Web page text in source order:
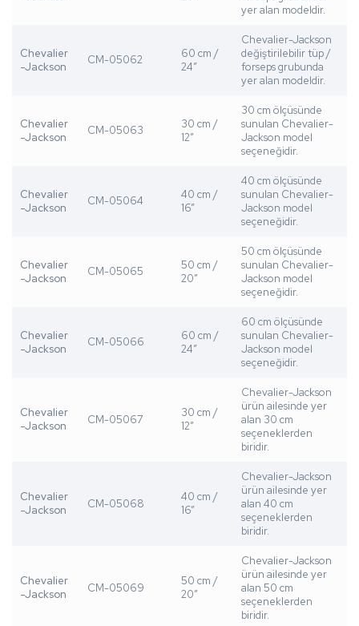
yer alan modeldir.
Chevalier
-Jackson
CM-05062
60 cm /
24”
Chevalier-Jackson
değiştirilebilir tüp /
forseps grubunda
yer alan modeldir.
Chevalier
-Jackson
CM-05063
30 cm /
12”
30 cm ölçüsünde
sunulan Chevalier-
Jackson model
seçeneğidir.
Chevalier
-Jackson
CM-05064
40 cm /
16”
40 cm ölçüsünde
sunulan Chevalier-
Jackson model
seçeneğidir.
Chevalier
-Jackson
CM-05065
50 cm /
20”
50 cm ölçüsünde
sunulan Chevalier-
Jackson model
seçeneğidir.
Chevalier
-Jackson
CM-05066
60 cm /
24”
60 cm ölçüsünde
sunulan Chevalier-
Jackson model
seçeneğidir.
Chevalier
-Jackson
CM-05067
30 cm /
12”
Chevalier-Jackson
ürün ailesinde yer
alan 30 cm
seçeneklerden
biridir.
Chevalier
-Jackson
CM-05068
40 cm /
16”
Chevalier-Jackson
ürün ailesinde yer
alan 40 cm
seçeneklerden
biridir.
Chevalier
-Jackson
CM-05069
50 cm /
20”
Chevalier-Jackson
ürün ailesinde yer
alan 50 cm
seçeneklerden
biridir.